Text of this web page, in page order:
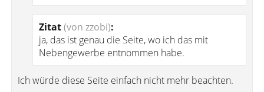
Zitat(von zzobi):
ja, das ist genau die Seite, wo ich das mit
Nebengewerbe entnommen habe.
Ich würde diese Seite einfach nicht mehr beachten.